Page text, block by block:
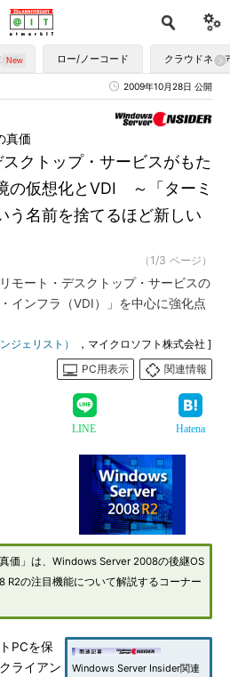
す ロー/ノーコード クラウドネイ
2009年10月28日 公開
クトップ・サービスがもた
の仮想化とVDI ～「ターミ
う名前を捨てるほど新しい
真価
（1/3 ページ）
モート・デスクトップ・サービスの
インフラ（VDI）」を中心に強化点
ジェリスト）
，マイクロソフト株式会社 ]
PC用表示
関連情報
LINE Hatena
価」は、Windows Server 2008の後継OS
R2の注目機能について解説するコーナー
Windows Server Insider関連
PCを保
ライアン